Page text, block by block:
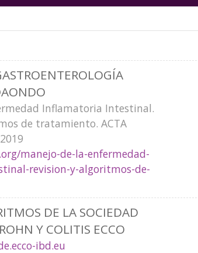
Inflamatoria Intestinal.
de tratamiento. ACTA
manejo-de-la-enfermedad-
revision-y-algoritmos-de-
DE LA SOCIEDAD
Y COLITIS ECCO
ibd.eu